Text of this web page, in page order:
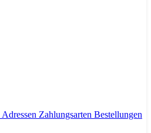
Adressen Zahlungsarten Bestellungen